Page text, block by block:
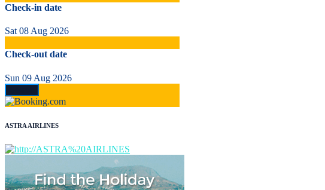
Check-in date
Sat 08 Aug 2026
Check-out date
Sun 09 Aug 2026
ASTRA AIRLINES